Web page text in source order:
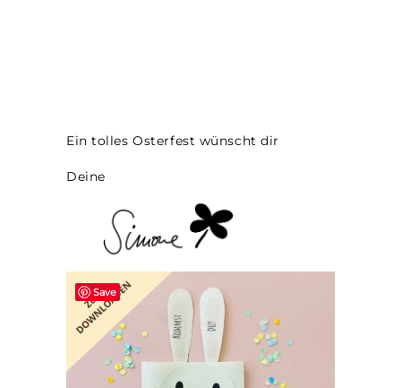
Ein tolles Osterfest wünscht dir
Deine
Save